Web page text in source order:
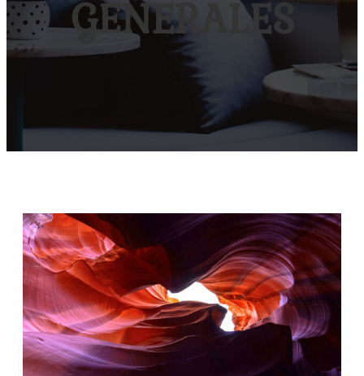
GENERALES